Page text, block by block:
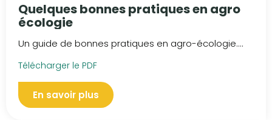
Quelques bonnes pratiques en agro
écologie
Un guide de bonnes pratiques en agro-écologie....
Télécharger le PDF
En savoir plus